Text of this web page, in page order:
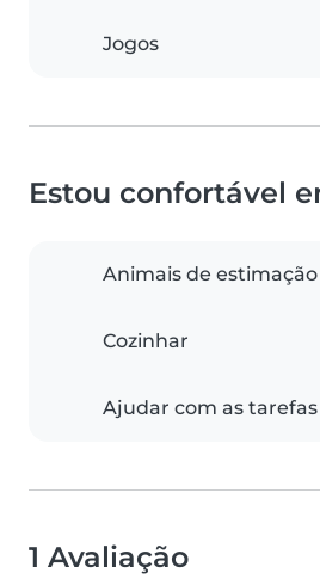
Jogos
Estou confortável
Animais de estimação
Cozinhar
Ajudar com as tarefas
1 Avaliação